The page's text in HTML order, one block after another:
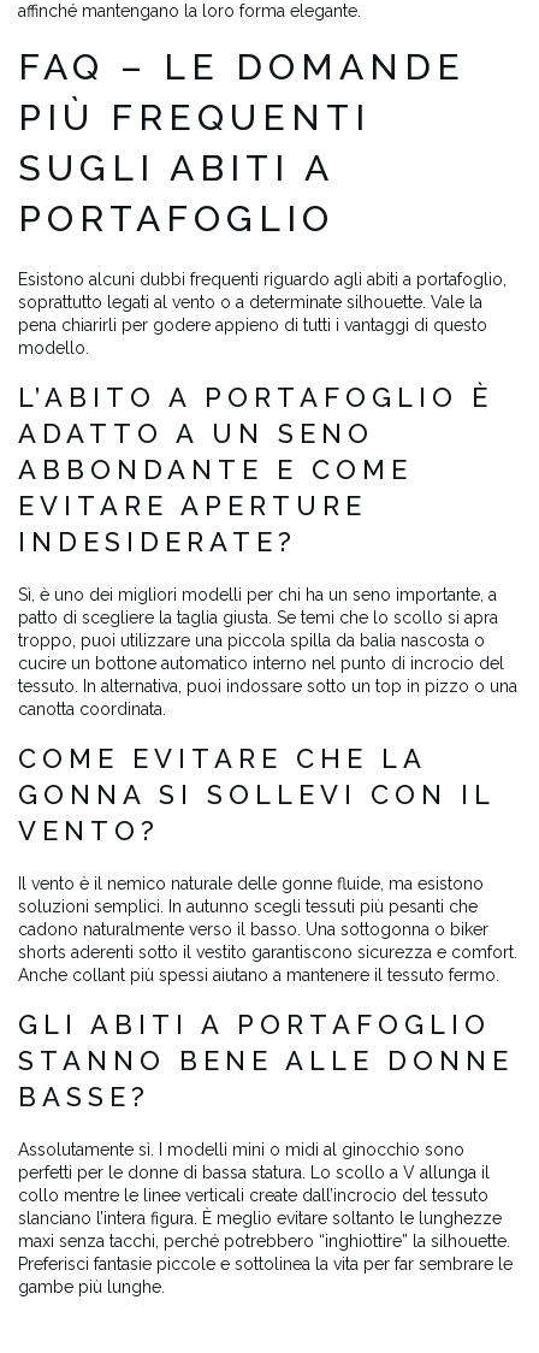
affinché mantengano la loro forma elegante.
FAQ – LE DOMANDE
PIÙ FREQUENTI
SUGLI ABITI A
PORTAFOGLIO
Esistono alcuni dubbi frequenti riguardo agli abiti a portafoglio,
soprattutto legati al vento o a determinate silhouette. Vale la
pena chiarirli per godere appieno di tutti i vantaggi di questo
modello.
L’ABITO A PORTAFOGLIO È
ADATTO A UN SENO
ABBONDANTE E COME
EVITARE APERTURE
INDESIDERATE?
Sì, è uno dei migliori modelli per chi ha un seno importante, a
patto di scegliere la taglia giusta. Se temi che lo scollo si apra
troppo, puoi utilizzare una piccola spilla da balia nascosta o
cucire un bottone automatico interno nel punto di incrocio del
tessuto. In alternativa, puoi indossare sotto un top in pizzo o una
canotta coordinata.
COME EVITARE CHE LA
GONNA SI SOLLEVI CON IL
VENTO?
Il vento è il nemico naturale delle gonne fluide, ma esistono
soluzioni semplici. In autunno scegli tessuti più pesanti che
cadono naturalmente verso il basso. Una sottogonna o biker
shorts aderenti sotto il vestito garantiscono sicurezza e comfort.
Anche collant più spessi aiutano a mantenere il tessuto fermo.
GLI ABITI A PORTAFOGLIO
STANNO BENE ALLE DONNE
BASSE?
Assolutamente sì. I modelli mini o midi al ginocchio sono
perfetti per le donne di bassa statura. Lo scollo a V allunga il
collo mentre le linee verticali create dall’incrocio del tessuto
slanciano l’intera figura. È meglio evitare soltanto le lunghezze
maxi senza tacchi, perché potrebbero “inghiottire” la silhouette.
Preferisci fantasie piccole e sottolinea la vita per far sembrare le
gambe più lunghe.